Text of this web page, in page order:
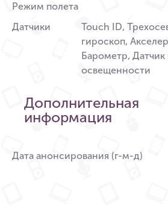
Режим полета
Датчики
Touch ID,
гироскоп,
Барометр,
освещенности
Дополнительная
информация
Дата анонсирования (г-м-д)